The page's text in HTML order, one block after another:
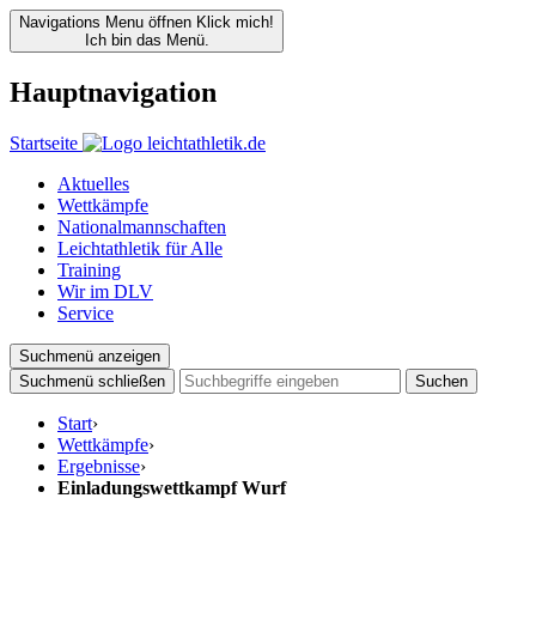
Navigations Menu öffnen Klick mich!
Ich bin das Menü.
Hauptnavigation
Startseite
Aktuelles
Wettkämpfe
Nationalmannschaften
Leichtathletik für Alle
Training
Wir im DLV
Service
Suchmenü anzeigen
Suchmenü schließen
Suchen
Start›
Wettkämpfe›
Ergebnisse›
Einladungswettkampf Wurf